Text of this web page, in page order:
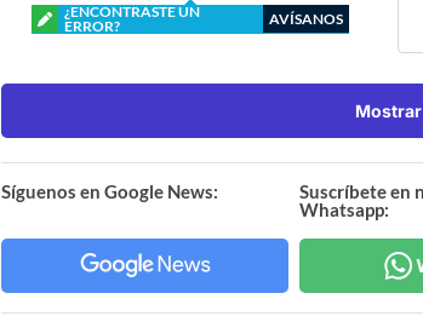
¿ENCONTRASTE UN
ERROR?
AVÍSANOS
Síguenos en Google News:
Suscríbete en
Whatsapp: